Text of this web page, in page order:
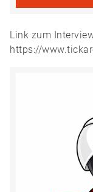
Link zum
https://